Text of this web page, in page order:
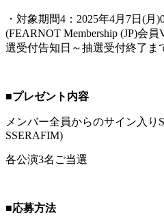
・対象期間4：2025年4月7日(月
(FEARNOT Membership (JP)会
選受付告知日～抽選受付終了ま
■プレゼント内容
メンバー全員からのサイン入り
SSERAFIM)
各公演3名ご当選
■応募方法